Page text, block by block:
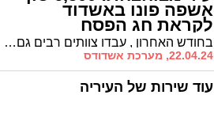
אשפה פונו באשדוד
לקראת חג הפסח
בחודש האחרון , עבדו צוותים רבים גם על הפארקים, הגינות הציבוריות , שתילה של אלפי צמחים צביעת ספסלים ועוד. כמו בכל שנה, העבודה תמשך עד לכניסת החג.
22.04.24, מערכת אשדודס
עוד שירות של העיריה